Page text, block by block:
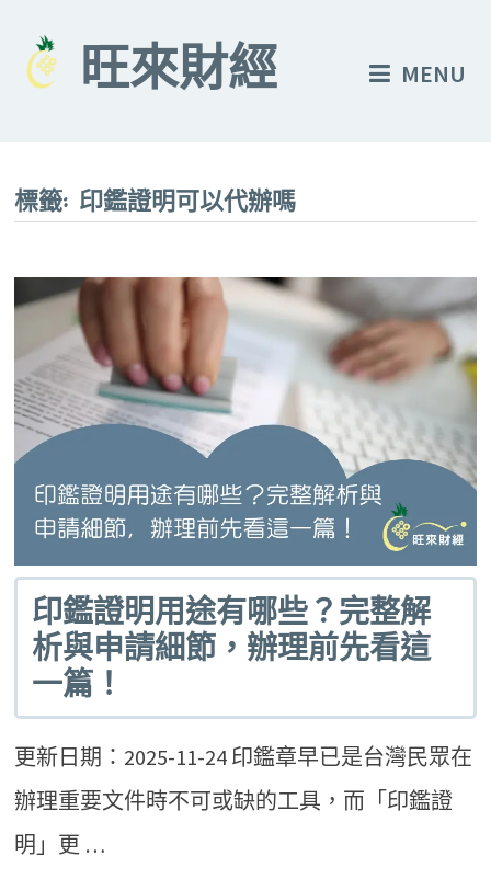
content
旺來財經 MENU
標籤: 印鑑證明可以代辦嗎
印鑑證明用途有哪些？完整解
析與申請細節，辦理前先看這
一篇！
更新日期：2025-11-24 印鑑章早已是台灣民眾在
辦理重要文件時不可或缺的工具，而「印鑑證
明」更 …